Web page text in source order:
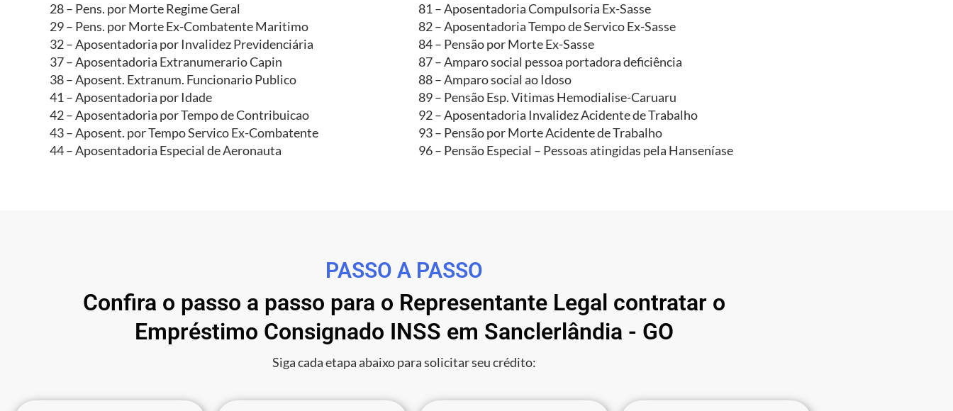
28 – Pens. por Morte Regime Geral
29 – Pens. por Morte Ex-Combatente Maritimo
32 – Aposentadoria por Invalidez Previdenciária
37 – Aposentadoria Extranumerario Capin
38 – Aposent. Extranum. Funcionario Publico
41 – Aposentadoria por Idade
42 – Aposentadoria por Tempo de Contribuicao
43 – Aposent. por Tempo Servico Ex-Combatente
44 – Aposentadoria Especial de Aeronauta
81 – Aposentadoria Compulsoria Ex-Sasse
82 – Aposentadoria Tempo de Servico Ex-Sasse
84 – Pensão por Morte Ex-Sasse
87 – Amparo social pessoa portadora deficiência
88 – Amparo social ao Idoso
89 – Pensão Esp. Vitimas Hemodialise-Caruaru
92 – Aposentadoria Invalidez Acidente de Trabalho
93 – Pensão por Morte Acidente de Trabalho
96 – Pensão Especial – Pessoas atingidas pela Hanseníase
PASSO A PASSO
Confira o passo a passo para o Representante Legal contratar o
Empréstimo Consignado INSS em Sanclerlândia - GO
Siga cada etapa abaixo para solicitar seu crédito: